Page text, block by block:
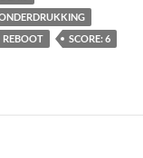
REBOOT
SCORE: 6